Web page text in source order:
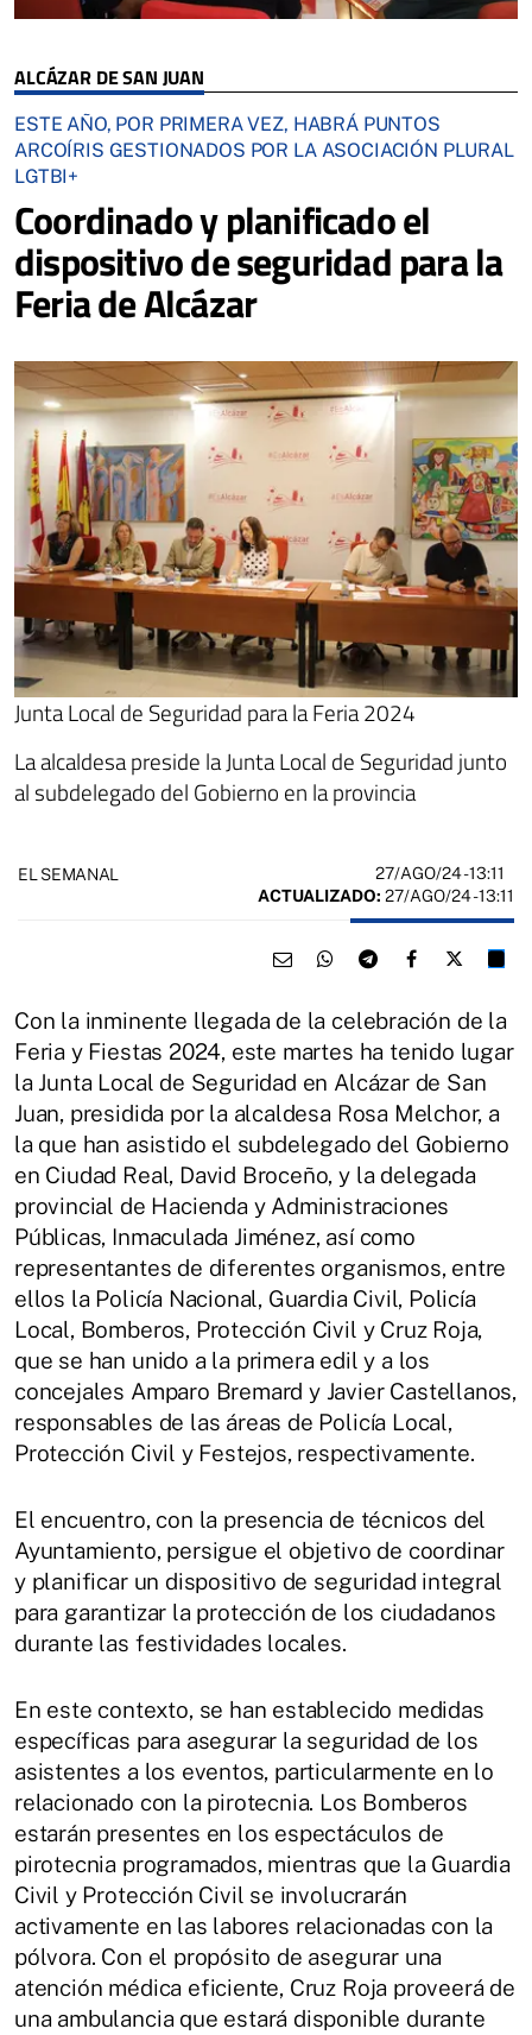
ALCÁZAR DE SAN JUAN
ESTE AÑO, POR PRIMERA VEZ, HABRÁ PUNTOS
ARCOÍRIS GESTIONADOS POR LA ASOCIACIÓN PLURAL
LGTBI+
Coordinado y planificado el
dispositivo de seguridad para la
Feria de Alcázar
Junta Local de Seguridad para la Feria 2024
La alcaldesa preside la Junta Local de Seguridad junto
al subdelegado del Gobierno en la provincia
EL SEMANAL 27/AGO/24- 13:11
ACTUALIZADO: 27/AGO/24 - 13:11
Con la inminente llegada de la celebración de la
Feria y Fiestas 2024, este martes ha tenido lugar
la Junta Local de Seguridad en Alcázar de San
Juan, presidida por la alcaldesa Rosa Melchor, a
la que han asistido el subdelegado del Gobierno
en Ciudad Real, David Broceño, y la delegada
provincial de Hacienda y Administraciones
Públicas, Inmaculada Jiménez, así como
representantes de diferentes organismos, entre
ellos la Policía Nacional, Guardia Civil, Policía
Local, Bomberos, Protección Civil y Cruz Roja,
que se han unido a la primera edil y a los
concejales Amparo Bremard y Javier Castellanos,
responsables de las áreas de Policía Local,
Protección Civil y Festejos, respectivamente.
El encuentro, con la presencia de técnicos del
Ayuntamiento, persigue el objetivo de coordinar
y planificar un dispositivo de seguridad integral
para garantizar la protección de los ciudadanos
durante las festividades locales.
En este contexto, se han establecido medidas
específicas para asegurar la seguridad de los
asistentes a los eventos, particularmente en lo
relacionado con la pirotecnia. Los Bomberos
estarán presentes en los espectáculos de
pirotecnia programados, mientras que la Guardia
Civil y Protección Civil se involucrarán
activamente en las labores relacionadas con la
pólvora. Con el propósito de asegurar una
atención médica eficiente, Cruz Roja proveerá de
una ambulancia que estará disponible durante